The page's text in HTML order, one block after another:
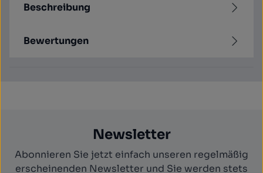
Beschreibung
Bewertungen
Newsletter
Abonnieren Sie jetzt einfach unseren regelmäßig
erscheinenden Newsletter und Sie werden stets